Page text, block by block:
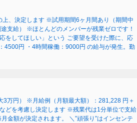
、決定します ※試用期間6ヶ月間あり（期間中
支給） ※ほとんどのメンバーが残業ゼロです！
をしてほしい」という ご要望を受けた際に、応
円 ・4時間稼働：9000円 の給与が発生。勤
万円） ※月給例（月額最大額）：281,228 円＋
どを考慮し決定します ※残業代は1分単位で支給
額が決定されます。 ＼”頑張り”はインセンテ